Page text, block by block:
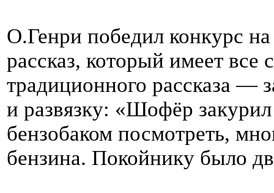
О.Генри победил конкурс
рассказ, который имеет все
традиционного рассказа —
и развязку: «Шофёр
бензобаком посмотреть,
бензина. Покойнику было